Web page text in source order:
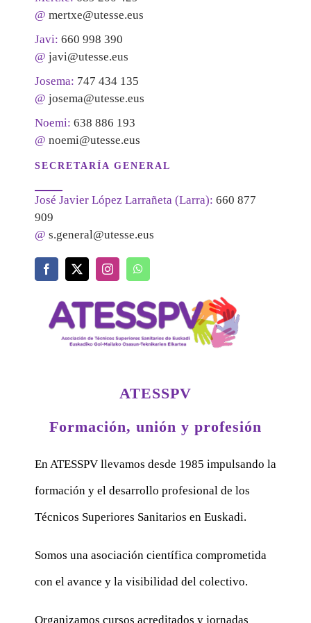
@ mertxe@utesse.eus
Javi: 660 998 390
@ javi@utesse.eus
Josema: 747 434 135
@ josema@utesse.eus
Noemi: 638 886 193
@ noemi@utesse.eus
SECRETARÍA GENERAL
José Javier López Larrañeta (Larra): 660 877
909
@ s.general@utesse.eus
ATESSPV
Formación, unión y profesión
En ATESSPV llevamos desde 1985 impulsando la
formación y el desarrollo profesional de los
Técnicos Superiores Sanitarios en Euskadi.
Somos una asociación científica comprometida
con el avance y la visibilidad del colectivo.
Organizamos cursos acreditados y jornadas